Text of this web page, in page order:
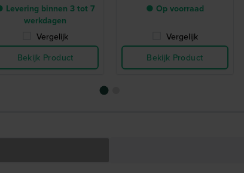
Levering binnen 3 tot 7
werkdagen
Vergelijk
Bekijk Product
● Op voorraad
Vergelijk
Bekijk Product